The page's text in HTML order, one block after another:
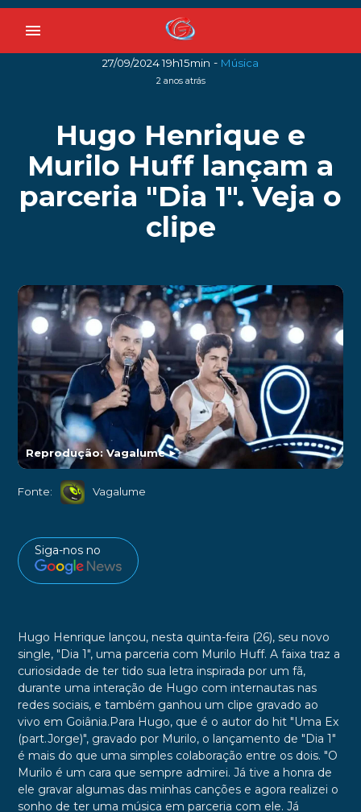
menu
27/09/2024 19h15min - Música
2 anos atrás
Hugo Henrique e
Murilo Huff lançam a
parceria "Dia 1". Veja o
clipe
Reprodução: Vagalume►
Fonte: Vagalume
Siga-nos no
Hugo Henrique lançou, nesta quinta-feira (26), seu novo
single, "Dia 1", uma parceria com Murilo Huff. A faixa traz a
curiosidade de ter tido sua letra inspirada por um fã,
durante uma interação de Hugo com internautas nas
redes sociais, e também ganhou um clipe gravado ao
vivo em Goiânia.Para Hugo, que é o autor do hit "Uma Ex
(part.Jorge)", gravado por Murilo, o lançamento de "Dia 1"
é mais do que uma simples colaboração entre os dois. "O
Murilo é um cara que sempre admirei. Já tive a honra de
ele gravar algumas das minhas canções e agora realizei o
sonho de ter uma música em parceria com ele. Já